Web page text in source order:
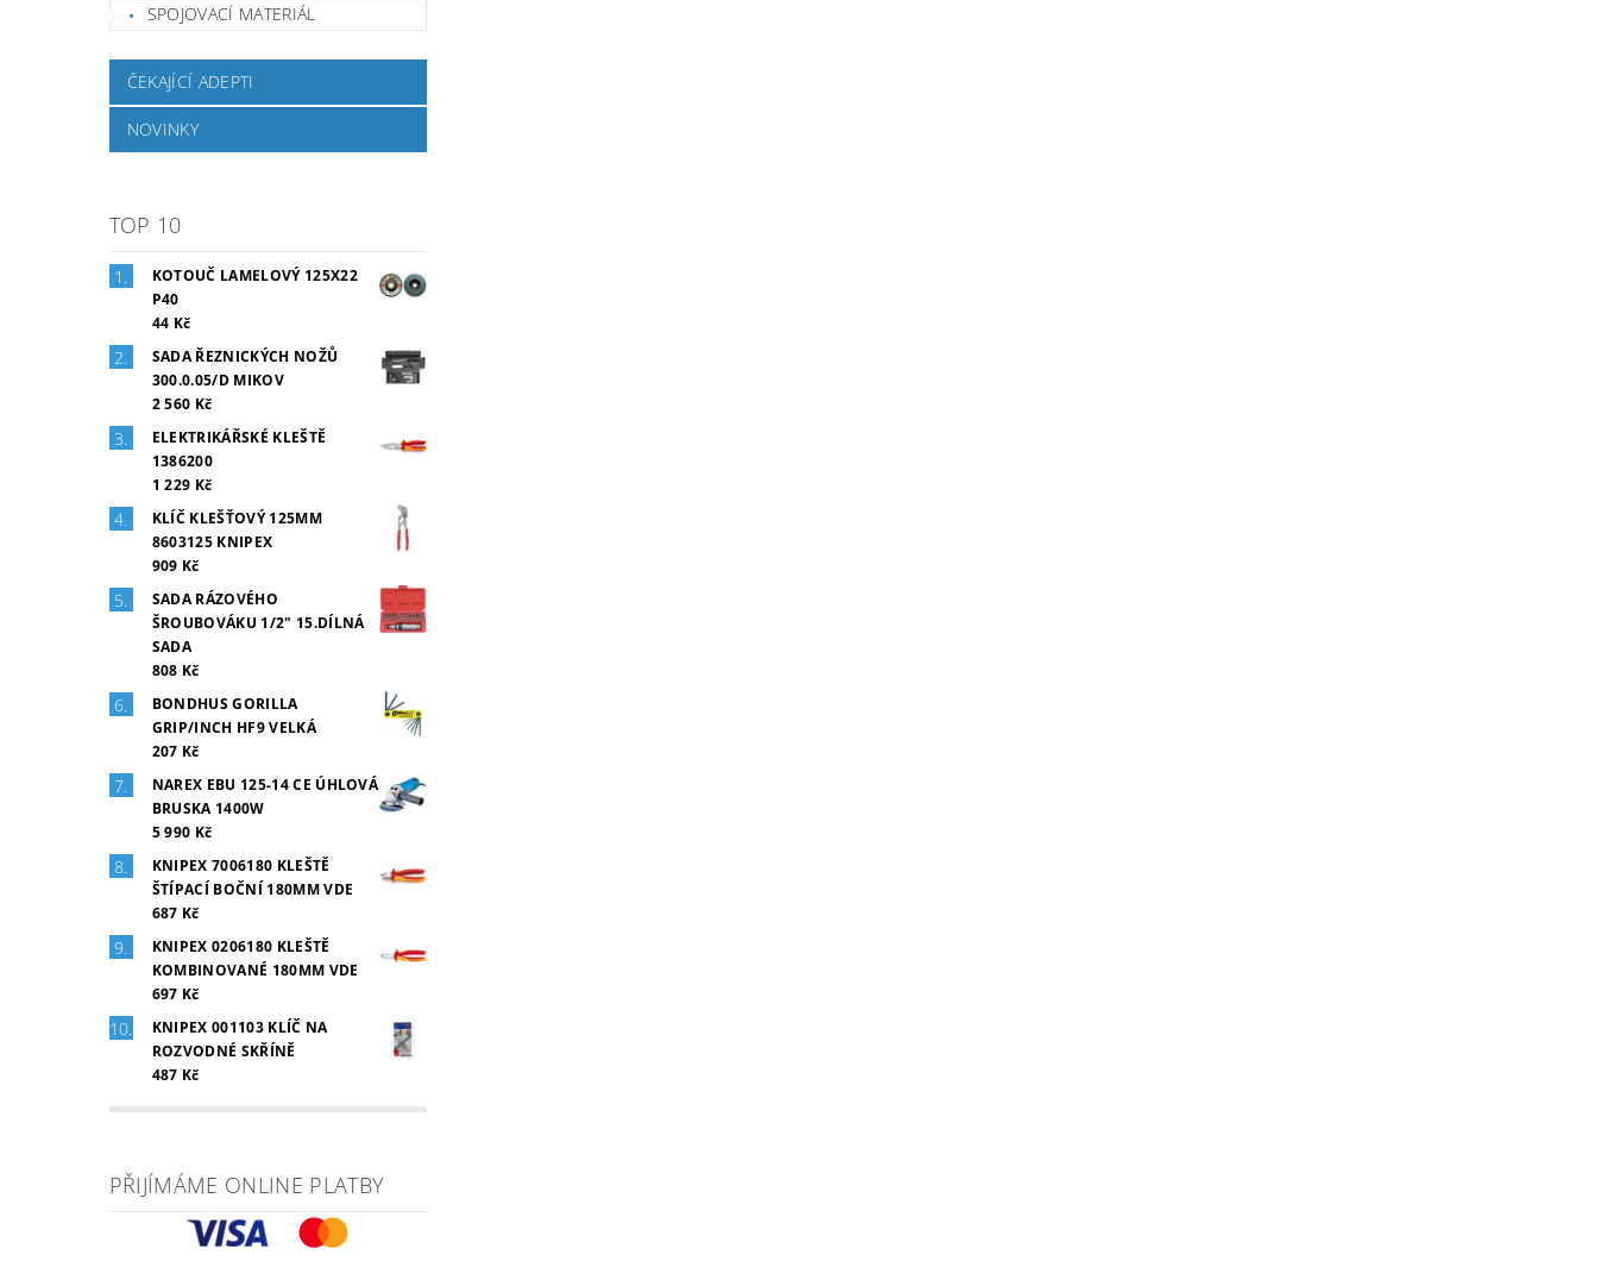
SPOJOVACÍ MATERIÁL
ČEKAJÍCÍ ADEPTI
NOVINKY
TOP 10
KOTOUČ LAMELOVÝ 125X22
P40
44 Kč
SADA ŘEZNICKÝCH NOŽŮ
300.0.05/D MIKOV
2 560 Kč
ELEKTRIKÁŘSKÉ KLEŠTĚ
1386200
1 229 Kč
KLÍČ KLEŠŤOVÝ 125MM
8603125 KNIPEX
909 Kč
SADA RÁZOVÉHO
ŠROUBOVÁKU 1/2" 15.DÍLNÁ
SADA
808 Kč
BONDHUS GORILLA
GRIP/INCH HF9 VELKÁ
207 Kč
NAREX EBU 125-14 CE ÚHLOVÁ
BRUSKA 1400W
5 990 Kč
KNIPEX 7006180 KLEŠTĚ
ŠTÍPACÍ BOČNÍ 180MM VDE
687 Kč
KNIPEX 0206180 KLEŠTĚ
KOMBINOVANÉ 180MM VDE
697 Kč
KNIPEX 001103 KLÍČ NA
ROZVODNÉ SKŘÍNĚ
487 Kč
PŘIJÍMÁME ONLINE PLATBY